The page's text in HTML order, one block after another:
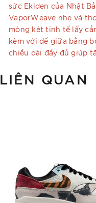
sức Ekiden của Nhật
VaporWeave nhẹ và
mòng két tinh tế lấy
kèm với đế giữa bằng
chiều dài đầy đủ giúp
LIÊN QUAN